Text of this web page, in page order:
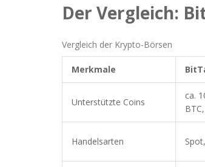
Der Vergleich:
Vergleich der Krypto-Börsen
Merkmale
Unterstützte Coins
ca.
Handelsarten